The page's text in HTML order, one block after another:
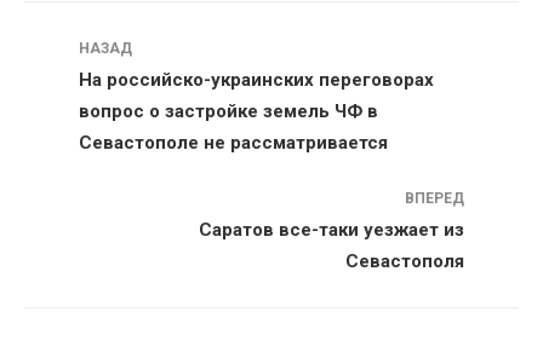
Навигация
НАЗАД
На российско-украинских переговорах
вопрос о застройке земель ЧФ в
Севастополе не рассматривается
ВПЕРЕД
Саратов все-таки уезжает из
Севастополя